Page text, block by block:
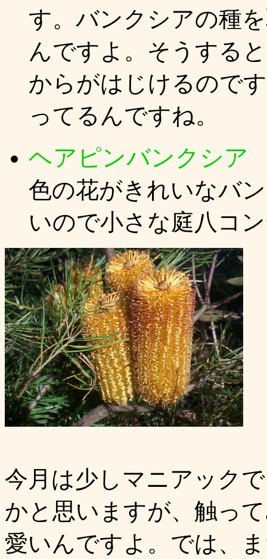
す。バンクシアの種
んですよ。そうする
からがはじけるので
ってるんですね。
ヘアピンバンクシア
色の花がきれいなバ
いので小さな庭八コ
今月は少しマニアック
かと思いますが、触っ
愛いんですよ。では、